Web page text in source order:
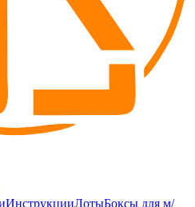
ИнструкцииЛотыБоксы для м/